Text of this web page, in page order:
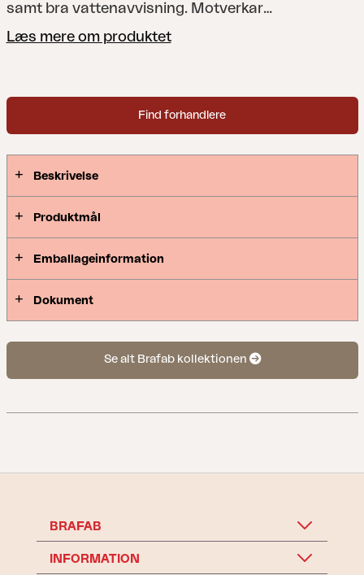
samt bra vattenavvisning. Motverkar
sprickbildning, blånad och mögel. Torrhalten i oljan
Læs mere om produktet
Find forhandlere
Beskrivelse
Produktmål
Emballageinformation
Dokument
Se alt Brafab kollektionen
BRAFAB
INFORMATION